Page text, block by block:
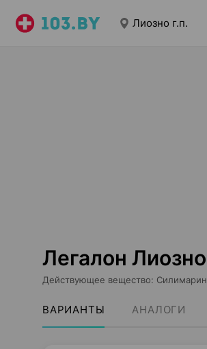
Лиозно г.п.
Легалон Лиозно
Действующее вещество: Силимарин
ВАРИАНТЫ АНАЛОГИ